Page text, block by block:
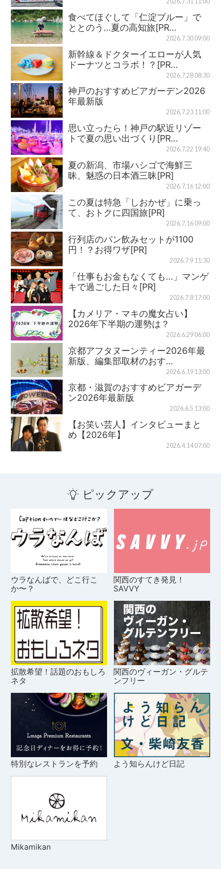
食べてほぐして「仁淀ブルー」で
ととのう…夏の高知旅[PR…
2026.7.30 09:00
新幹線＆ドクターイエローが人気
ドーナツとコラボ！？[PR…
2026.7.28 08:30
神戸のおすすめビアガーデン2026
年最新版
2026.7.23 11:00
思い立ったら！神戸の駅近リゾー
トで夏の思い出づくり[PR…
2026.7.22 19:40
夏の新潟、市場ハシゴで海鮮三
昧、魅惑の日本酒三昧[PR]
2026.7.16 12:00
この夏は特急「しおかぜ」に乗っ
て、おトクに四国旅[PR]
2026.7.16 09:00
行列店のパン飲みセットが1100
円！？お得ワザ[PR]
2026.7.9 11:30
「仕事もお金もなくても…」マンゲ
キで過ごした日々[PR]
2026.7.8 17:00
【カメリア・マキの魔女占い】
2026年下半期の運勢は？
2026.6.29 06:00
京都アフタヌーンティー2026年最
新版、編集部取材のおす…
2026.6.19 13:00
京都・滋賀のおすすめビアガーデ
ン2026年最新版
2026.6.5 13:00
【お笑い芸人】インタビューまと
め【2026年】
2026.4.14 07:00
ピックアップ
ウラなんばで、どこ行こ
か〜？
関西のすてき発見！
SAVVY
拡散希望！話題のおもしろ
ネタ
関西のヴィーガン・グルテ
ンフリー
特別なレストランを予約 よう知らんけど日記
Mikamikan